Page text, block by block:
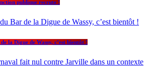
publique recrute !
la Digue de Wassy, c’est bientôt !